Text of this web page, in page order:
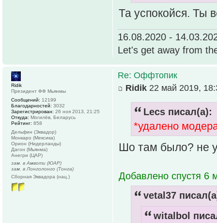
Та успокойся. Ты
16.08.2020 -
Let's get away from
Re: Оффтопик
Ridik 22 май 2019,
Lecs писал(а):
*удалено
Шо там было? не
Добавлено спустя 6
vetal37
witalbol
Ridik
Президент ФФ Мьянмы
Сообщений: 12199
Благодарностей: 3032
Зарегистрирован: 26 ноя 2013, 21:25
Откуда: Могилёв, Беларусь
Рейтинг: 858
Дельфин (Эквадор)
Монкаро (Мексика)
Орион (Нидерланды)
Дагон (Мьянма)
Анегри (ЦАР)
зам. в Амвоти (ЮАР)
зам. в Лонголонго (Тонга)
Сборная Эквадора (нац.)